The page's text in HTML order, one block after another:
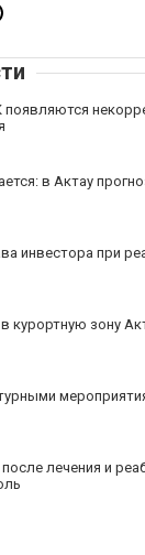
в Актау
инвестора при
курортную зону
лечения и